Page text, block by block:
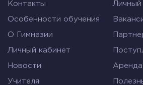
Контакты
Особенности обучения
О Гимназии
Личный кабинет
Новости
Учителя